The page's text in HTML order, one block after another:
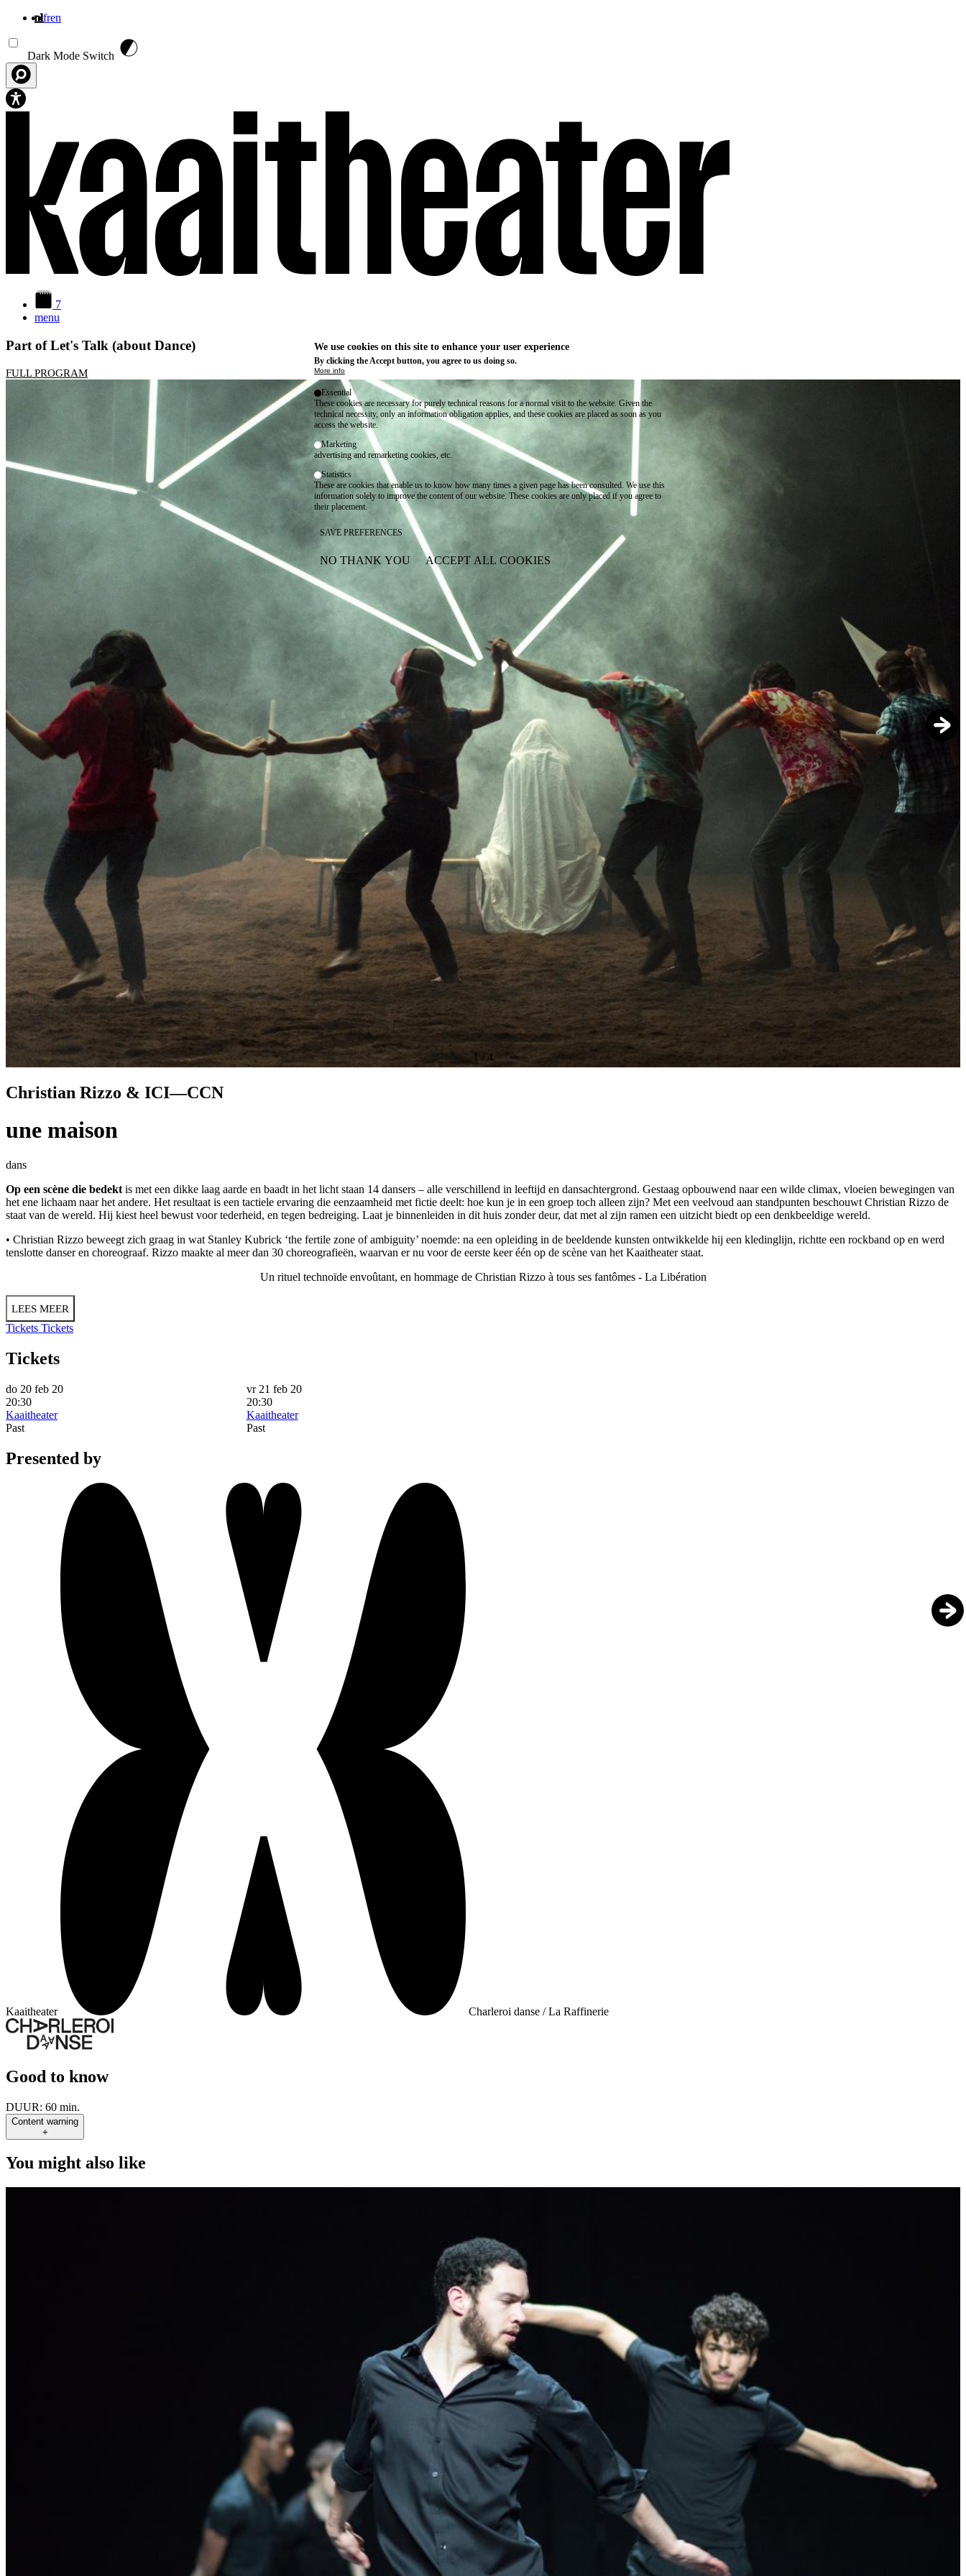
nlfren
Dark Mode Switch
7
menu
Part of Let's Talk (about Dance)
FULL PROGRAM
1 / 4
Christian Rizzo & ICI—CCN
une maison
dans
Op een scène die bedekt is met een dikke laag aarde en baadt in het licht staan 14 dansers – alle verschillend in leeftijd en dansachtergrond. Gestaag opbouwend naar een wilde climax, vloeien bewegingen van
het ene lichaam naar het andere. Het resultaat is een tactiele ervaring die eenzaamheid met fictie deelt: hoe kun je in een groep toch alleen zijn? Met een veelvoud aan standpunten beschouwt Christian Rizzo de
staat van de wereld. Hij kiest heel bewust voor tederheid, en tegen bedreiging. Laat je binnenleiden in dit huis zonder deur, dat met al zijn ramen een uitzicht biedt op een denkbeeldige wereld.
• Christian Rizzo beweegt zich graag in wat Stanley Kubrick ‘the fertile zone of ambiguity’ noemde: na een opleiding in de beeldende kunsten ontwikkelde hij een kledinglijn, richtte een rockband op en werd
tenslotte danser en choreograaf. Rizzo maakte al meer dan 30 choreografieën, waarvan er nu voor de eerste keer één op de scène van het Kaaitheater staat.
Un rituel technoïde envoûtant, en hommage de Christian Rizzo à tous ses fantômes - La Libération
LEES MEER
Tickets Tickets
Tickets
do 20 feb 20
20:30
Kaaitheater
Past
vr 21 feb 20
20:30
Kaaitheater
Past
Presented by
Kaaitheater Charleroi danse / La Raffinerie
Good to know
DUUR: 60 min.
Content warning
+
You might also like
We use cookies on this site to enhance your user experience
By clicking the Accept button, you agree to us doing so.
More info
Essential
These cookies are necessary for purely technical reasons for a normal visit to the website. Given the
technical necessity, only an information obligation applies, and these cookies are placed as soon as you
access the website.
Marketing
advertising and remarketing cookies, etc.
Statistics
These are cookies that enable us to know how many times a given page has been consulted. We use this
information solely to improve the content of our website. These cookies are only placed if you agree to
their placement.
SAVE PREFERENCES
NO THANK YOU ACCEPT ALL COOKIES
WITHDRAW CONSENT